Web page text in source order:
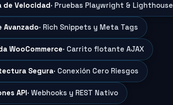
de Velocidad· Pruebas Playwright & Lighthouse
Avanzado· Rich Snippets y Meta Tags
WooCommerce· Carrito flotante AJAX
Segura· Conexión Cero Riesgos
API· Webhooks y REST Nativo